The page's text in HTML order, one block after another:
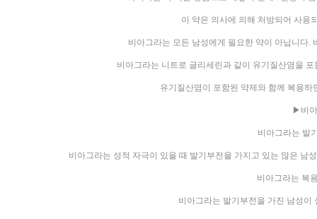
이 약은 의사에 의해 처방되어 사용
비아그라는 모든 남성에게 필요한 약이 아닙니다.
비아그라는 니트로 글리세린과 같이 유기질산염을
유기질산염이 포함된 약제와 함께 복용
▶비
비아그라는 발
비아그라는 성적 자극이 있을 때 발기부전을 가지고 있는 많은 남
비아그라는 복
비아그라는 발기부전을 가진 남성이